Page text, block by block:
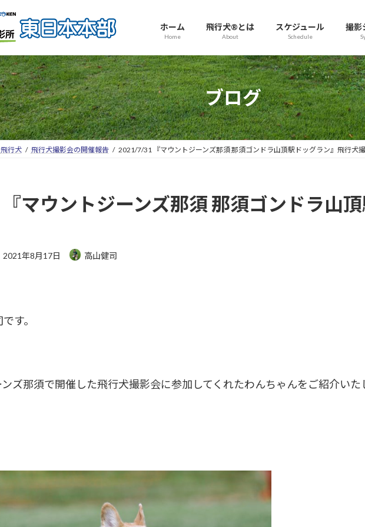
ホーム
Home
飛行犬®とは
About
スケジュール
Schedule
撮影
ブログ
飛行犬 飛行犬撮影会の開催報告 2021/7/31 『マウントジーンズ那須 那須ゴンドラ山頂駅ドッグラン』飛行犬
マウントジーンズ那須 那須ゴンドラ山
2021年8月17日 高山健司
す。
ズ那須で開催した飛行犬撮影会に参加してくれたわんちゃんをご紹介いた